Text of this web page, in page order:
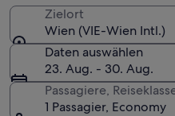
Zielort
Wien (VIE-Wien Intl.)
Daten auswählen
23. Aug. - 30. Aug.
Passagiere,
1 Passagier, Economy